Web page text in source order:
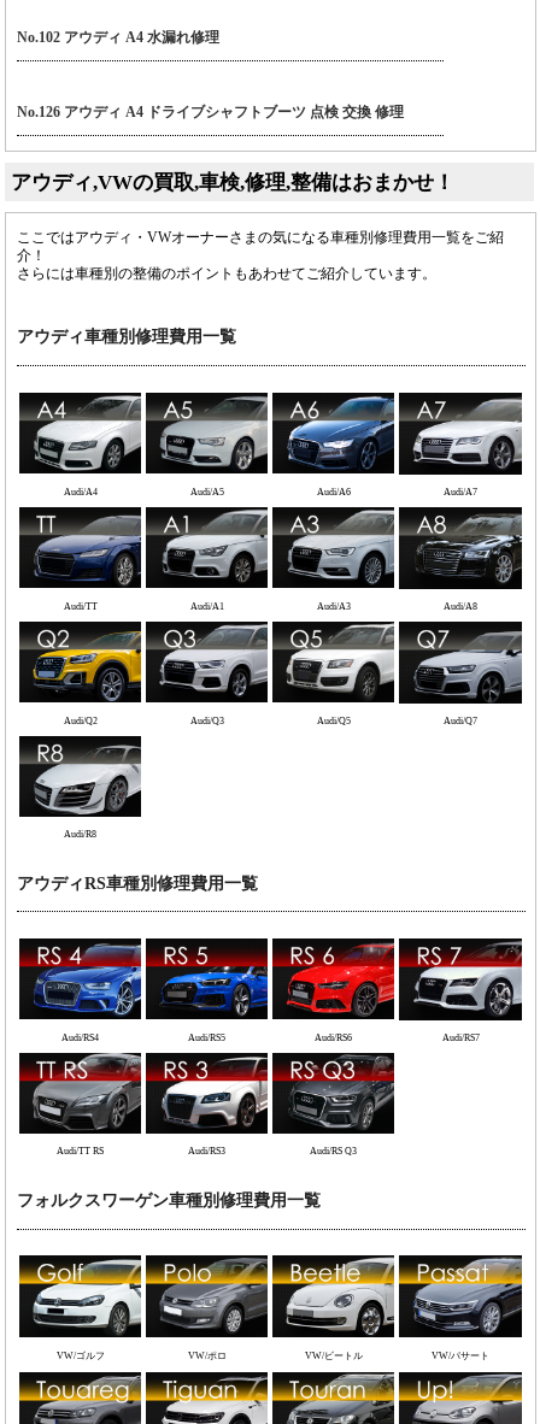
No.102 アウディ A4 水漏れ修理
No.126 アウディ A4 ドライブシャフトブーツ 点検 交換 修理
アウディ,VWの買取,車検,修理,整備はおまかせ！
ここではアウディ・VWオーナーさまの気になる車種別修理費用一覧をご紹
介！
さらには車種別の整備のポイントもあわせてご紹介しています。
アウディ車種別修理費用一覧
Audi/A4 Audi/A5 Audi/A6 Audi/A7
Audi/TT Audi/A1 Audi/A3 Audi/A8
Audi/Q2 Audi/Q3 Audi/Q5 Audi/Q7
Audi/R8
アウディRS車種別修理費用一覧
Audi/RS4 Audi/RS5 Audi/RS6 Audi/RS7
Audi/TT RS Audi/RS3 Audi/RS Q3
フォルクスワーゲン車種別修理費用一覧
VW/ゴルフ VW/ポロ VW/ビートル VW/パサート